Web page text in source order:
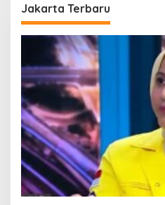
Jakarta Terbaru